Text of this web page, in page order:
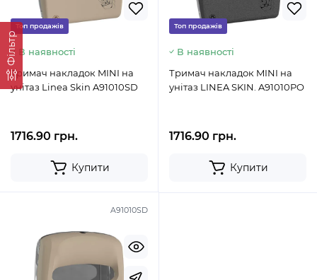
Фільтр
Топ продажів
В наявності
Тримач накладок MINI на
унітаз Linea Skin A91010SD
1716.90 грн.
Купити
Топ продажів
В наявності
Тримач накладок MINI на
унітаз LINEA SKIN. A91010PO
1716.90 грн.
Купити
A91010SD